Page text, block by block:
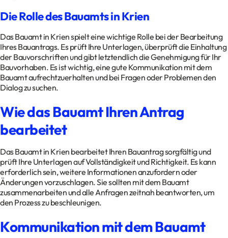
Die Rolle des Bauamts in Krien
Das Bauamt in Krien spielt eine wichtige Rolle bei der Bearbeitung
Ihres Bauantrags. Es prüft Ihre Unterlagen, überprüft die Einhaltung
der Bauvorschriften und gibt letztendlich die Genehmigung für Ihr
Bauvorhaben. Es ist wichtig, eine gute Kommunikation mit dem
Bauamt aufrechtzuerhalten und bei Fragen oder Problemen den
Dialog zu suchen.
Wie das Bauamt Ihren Antrag
bearbeitet
Das Bauamt in Krien bearbeitet Ihren Bauantrag sorgfältig und
prüft Ihre Unterlagen auf Vollständigkeit und Richtigkeit. Es kann
erforderlich sein, weitere Informationen anzufordern oder
Änderungen vorzuschlagen. Sie sollten mit dem Bauamt
zusammenarbeiten und alle Anfragen zeitnah beantworten, um
den Prozess zu beschleunigen.
Kommunikation mit dem Bauamt